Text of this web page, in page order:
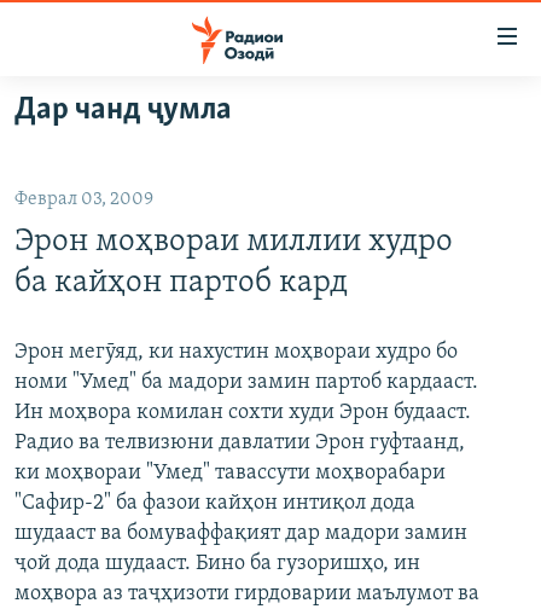
Ҷаҳиш
ба
аслӣ
Ҷаҳиш
ба
феҳристи
Ҷаҳиш
ҷустор
ГӮШАҲО
ОСИЁИ МАРКАЗӢ
ФАРҲАНГ
МЕҲМОНИ ОЗОДӢ
ВАРЗИШ
РӮЗГОРИ МУҲОҶИР
САЛОМ, ХОҲАР
ТАҲҚИҚОТ
ҶАНГ ДАР УКРАИНА
НАЗАРИ МАРДУМ
БЛОГИСТОН
ОЗОДӢ ОНЛАЙН
ЧАНДРАСОНАӢ
ВИДЕО
НИГОРИСТОН
ГУЗОРИШҲОИ РАДИОӢ
РӮЙХАТҲО
КИТОБҲОИ ОЗОДӢ
Русский
Дар чанд ҷумла
Феврал 03, 2009
Эрон моҳвораи миллии худро
ба кайҳон партоб кард
Эрон мегӯяд, ки нахустин моҳвораи худро бо
номи "Умед" ба мадори замин партоб кардааст.
Ин моҳвора комилан сохти худи Эрон будааст.
Радио ва телвизюни давлатии Эрон гуфтаанд,
ки моҳвораи "Умед" тавассути моҳворабари
"Сафир-2" ба фазои кайҳон интиқол дода
шудааст ва бомуваффақият дар мадори замин
ҷой дода шудааст. Бино ба гузоришҳо, ин
моҳвора аз таҷҳизоти гирдоварии маълумот ва